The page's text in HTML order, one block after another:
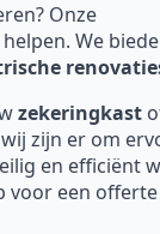
Onze
We
zekeringkast
zijn er om
en efficiënt
voor een